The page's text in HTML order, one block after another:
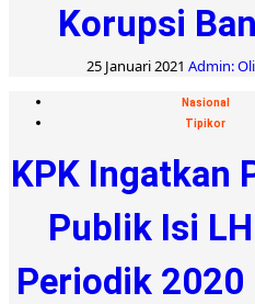
Korupsi
25 Januari 2021 Admin:
Nasional
Tipikor
KPK Ingatkan
Publik Isi
Periodik 2020